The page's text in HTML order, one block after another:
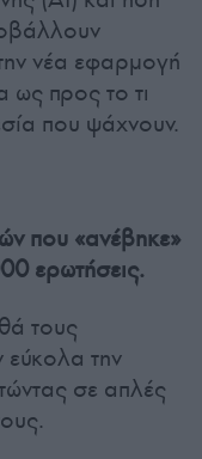
νέα εφαρμογή
προς το τι
που ψάχνουν.
που «ανέβηκε»
ερωτήσεις.
τους
εύκολα την
σε απλές